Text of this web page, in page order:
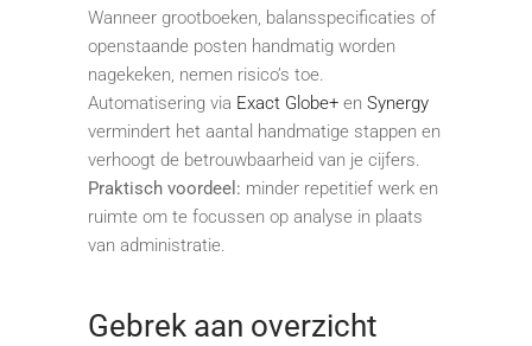
Wanneer grootboeken, balansspecificaties of
openstaande posten handmatig worden
nagekeken, nemen risico’s toe.
Automatisering via Exact Globe+ en Synergy
vermindert het aantal handmatige stappen en
verhoogt de betrouwbaarheid van je cijfers.
Praktisch voordeel: minder repetitief werk en
ruimte om te focussen op analyse in plaats
van administratie.
Gebrek aan overzicht